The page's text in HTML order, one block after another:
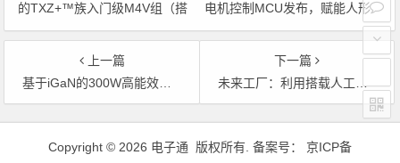
的TXZ+™族入门级M4V组（搭
载Arm Cortex‑M4内核的标准微
控制器）工程样品
电机控制MCU发布，赋能人形
机器人关节驱动革新
上一篇
基于iGaN的300W高能效游戏适配器参考设计
下一篇
未来工厂：利用搭载人工智能的传感器在边缘做出决策——第2部分
文章导航
Copyright © 2026 电子通 版权所有. 备案号： 京ICP备